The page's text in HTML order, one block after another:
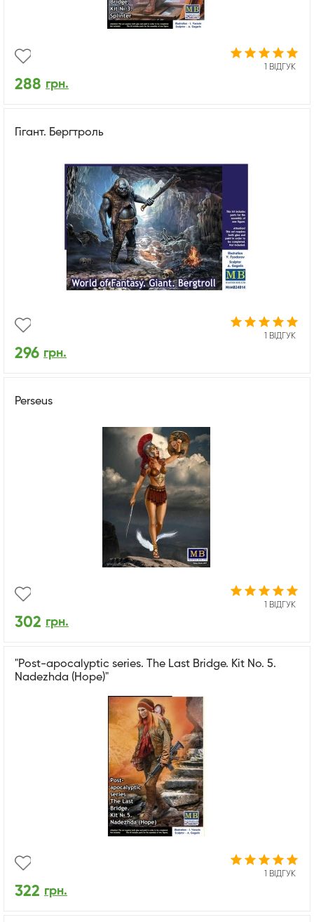
1 ВІДГУК
288 грн.
Гігант. Бергтроль
1 ВІДГУК
296 грн.
Perseus
1 ВІДГУК
302 грн.
"Pоst-apocalyptic series. The Last Bridge. Kit No. 5.
Nadezhda (Hope)"
1 ВІДГУК
322 грн.